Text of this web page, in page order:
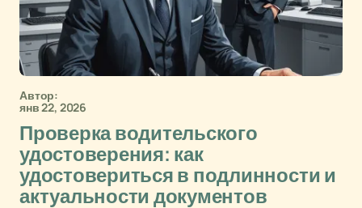
Автор:
янв 22, 2026
Проверка водительского
удостоверения: как
удостовериться в подлинности и
актуальности документов